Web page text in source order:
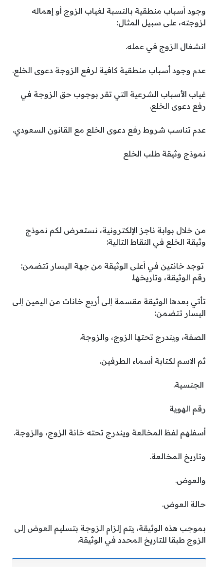
وجود أسباب منطقية بالنسبة لغياب الزوج أو إهماله
لزوجته، على سبيل المثال:
انشغال الزوج في عمله.
عدم وجود أسباب منطقية كافية لرفع الزوجة دعوى الخلع.
غياب الأسباب الشرعية التي تقر بوجوب حق الزوجة في
رفع دعوى الخلع.
عدم تناسب شروط رفع دعوى الخلع مع القانون السعودي.
نموذج وثيقة طلب الخلع
من خلال بوابة ناجز الإلكترونية، نستعرض لكم نموذج
وثيقة الخلع في النقاط التالية:
توجد خانتين في أعلى الوثيقة من جهة اليسار تتضمن:
رقم الوثيقة، وتاريخها.
تأتي بعدها الوثيقة مقسمة إلى أربع خانات من اليمين إلى
اليسار تتضمن:
الصفة، ويندرج تحتها الزوج، والزوجة.
ثم الاسم لكتابة أسماء الطرفين.
الجنسية.
رقم الهوية
أسفلهم لفظ المخالعة ويندرج تحته خانة الزوج، والزوجة.
وتاريخ المخالعة.
والعوض.
حالة العوض.
بموجب هذه الوثيقة، يتم إلزام الزوجة بتسليم العوض إلى
الزوج طبقا للتاريخ المحدد في الوثيقة.